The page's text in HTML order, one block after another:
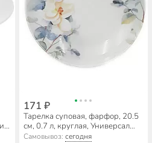
171 ₽
Тарелка суповая, фарфор, 20.5
см, 0.7 л, круглая, Универсал
Белый шиповник, Добрушский
Самовывоз: сегодня